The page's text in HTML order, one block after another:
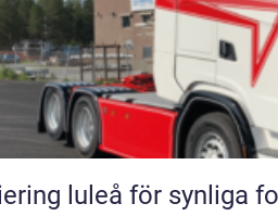
luleå för synliga